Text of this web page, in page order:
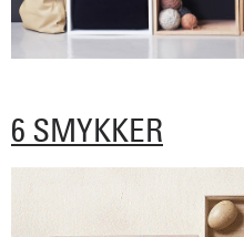
6 SMYKKER